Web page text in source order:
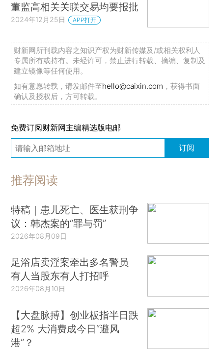
董监高相关关联交易均要报批
2024年12月25日 APP打开
财新网所刊载内容之知识产权为财新传媒及/或相关权利人
专属所有或持有。未经许可，禁止进行转载、摘编、复制及
建立镜像等任何使用。
如有意愿转载，请发邮件至hello@caixin.com ，获得书面
确认及授权后，方可转载。
免费订阅财新网主编精选版电邮
订阅
推荐阅读
特稿｜患儿死亡、医生获刑争
议：韩杰案的“罪与罚”
2026年08月09日
足浴店卖淫案牵出多名警员
有人当股东有人打招呼
2026年08月10日
【大盘脉搏】创业板指半日跌
超2% 大消费成今日“避风
港”？